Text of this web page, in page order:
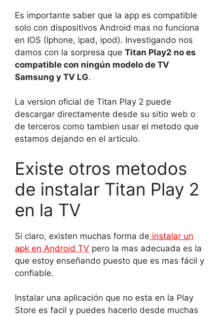
Es importante saber que la app es compatible
solo con dispositivos Android mas no funciona
en IOS (Iphone, ipad, ipod). Investigando nos
damos con la sorpresa que Titan Play2 no es
compatible con ningún modelo de TV
Samsung y TV LG.
La version oficial de Titan Play 2 puede
descargar directamente desde su sitio web o
de terceros como tambien usar el metodo que
estamos dejando en el articulo.
Existe otros metodos
de instalar Titan Play 2
en la TV
Si claro, existen muchas forma de instalar un
apk en Android TV pero la mas adecuada es la
que estoy enseñando puesto que es mas fácil y
confiable.
Instalar una aplicación que no esta en la Play
Store es facil y puedes hacerlo desde muchas